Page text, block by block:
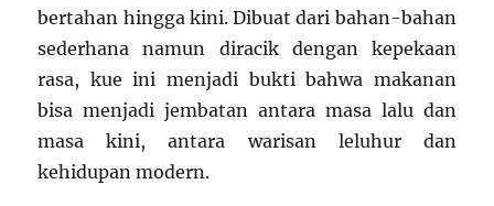
bertahan hingga kini. Dibuat dari bahan-bahan
sederhana namun diracik dengan kepekaan
rasa, kue ini menjadi bukti bahwa makanan
bisa menjadi jembatan antara masa lalu dan
masa kini, antara warisan leluhur dan
kehidupan modern.